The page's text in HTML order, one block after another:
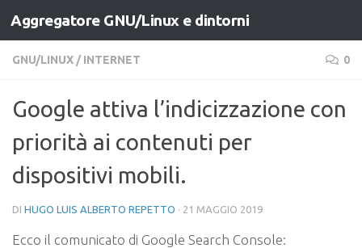
Salta al contenuto
Aggregatore GNU/Linux e dintorni
GNU/LINUX / INTERNET 0
Google attiva l’indicizzazione con
priorità ai contenuti per
dispositivi mobili.
DI HUGO LUIS ALBERTO REPETTO · 21 MAGGIO 2019
Ecco il comunicato di Google Search Console: